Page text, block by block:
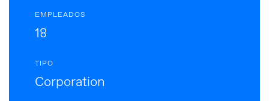
EMPLEADOS
18
TIPO
Corporation